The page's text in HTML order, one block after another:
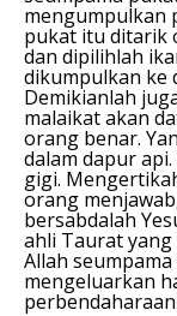
mengumpulkan
pukat itu ditarik
dan dipilihlah
dikumpulkan ke
Demikianlah
malaikat akan
orang benar.
dalam dapur
gigi.
orang
bersabdalah
ahli Taurat
Allah
mengeluarkan